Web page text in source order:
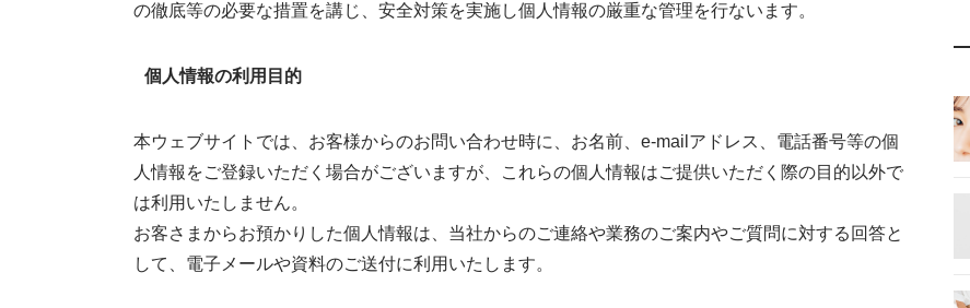
の徹底等の必要な措置を講じ、安全対策を実施し個人情報の厳重な管理を行ないます。
個人情報の利用目的
本ウェブサイトでは、お客様からのお問い合わせ時に、お名前、e-mailアドレス、電話番号等の個
人情報をご登録いただく場合がございますが、これらの個人情報はご提供いただく際の目的以外で
は利用いたしません。
お客さまからお預かりした個人情報は、当社からのご連絡や業務のご案内やご質問に対する回答と
して、電子メールや資料のご送付に利用いたします。